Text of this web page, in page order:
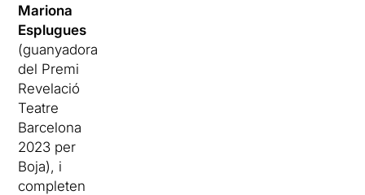
Mariona
Esplugues
(guanyadora
del Premi
Revelació
Teatre
Barcelona
2023 per
Boja), i
completen